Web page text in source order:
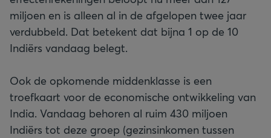
miljoen en is alleen al in de afgelopen twee jaar
verdubbeld. Dat betekent dat bijna 1 op de 10
Indiërs vandaag belegt.
Ook de opkomende middenklasse is een
troefkaart voor de economische ontwikkeling van
India. Vandaag behoren al ruim 430 miljoen
Indiërs tot deze groep (gezinsinkomen tussen